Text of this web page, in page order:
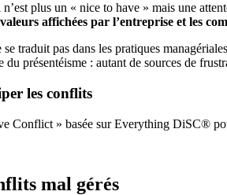
plus un « nice to have » mais une
affichées par l’entreprise et les
traduit pas dans les pratiques
présentéisme : autant de sources de
les conflits
Conflict » basée sur Everything DiSC®
mal gérés